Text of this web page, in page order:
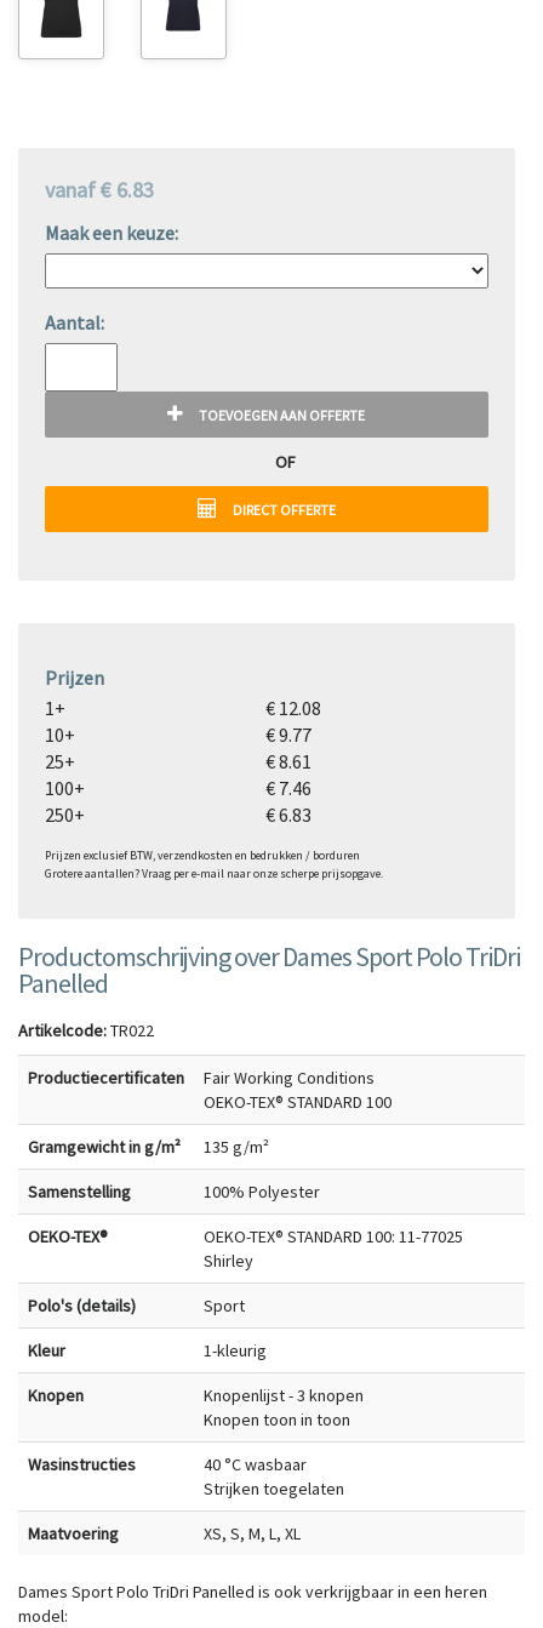
vanaf € 6.83
Maak een keuze:
Aantal:
TOEVOEGEN AAN OFFERTE
OF
DIRECT OFFERTE
Prijzen
1+
€ 12.08
10+
€ 9.77
25+
€ 8.61
100+
€ 7.46
250+
€ 6.83
Prijzen exclusief BTW, verzendkosten en bedrukken / borduren
Grotere aantallen? Vraag per e-mail naar onze scherpe prijsopgave.
Productomschrijving over Dames Sport Polo TriDri
Panelled
Artikelcode:TR022
Productiecertificaten
Fair Working Conditions
OEKO-TEX® STANDARD 100
Gramgewicht in g/m² 135 g/m²
Samenstelling 100% Polyester
OEKO-TEX®
OEKO-TEX® STANDARD 100: 11-77025
Shirley
Polo's (details) Sport
Kleur 1-kleurig
Knopen
Knopenlijst - 3 knopen
Knopen toon in toon
Wasinstructies
40 °C wasbaar
Strijken toegelaten
Maatvoering XS, S, M, L, XL
Dames Sport Polo TriDri Panelled is ook verkrijgbaar in een heren
model: